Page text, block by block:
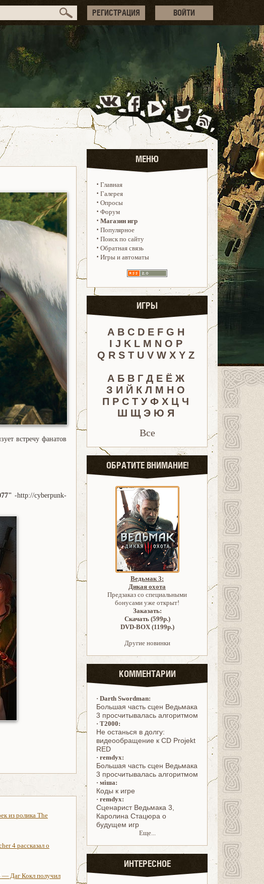
РЕГИСТРАЦИЯ ВОЙТИ
встречу фанатов
-http://cyberpunk-
из ролика The
4 рассказал о
— Даг Кокл получил
МЕНЮ
· Главная
· Галерея
· Опросы
· Форум
· Магазин игр
· Популярное
· Поиск по сайту
· Обратная связь
· Игры и автоматы
ИГРЫ
A B C D E F G H
I J K L M N O P
Q R S T U V W X Y Z
А Б В Г Д Е Ё Ж
З И Й К Л М Н О
П Р С Т У Ф Х Ц Ч
Ш Щ Э Ю Я
Все
ОБРАТИТЕ ВНИМАНИЕ!
Ведьмак 3:
Дикая охота
Предзаказ со специальными
бонусами уже открыт!
Заказать:
Скачать (599р.)
DVD-BOX (1199р.)
Другие новинки
КОММЕНТАРИИ
· Darth Swordman:
Большая часть сцен Ведьмака
3 просчитывалась алгоритмом
· T2000:
Не останься в долгу:
видеообращение к CD Projekt
RED
· remdyx:
Большая часть сцен Ведьмака
3 просчитывалась алгоритмом
· міша:
Коды к игре
· remdyx:
Cценарист Ведьмака 3,
Каролина Стацюра о
будущем игр
Еще...
ИНТЕРЕСНОЕ